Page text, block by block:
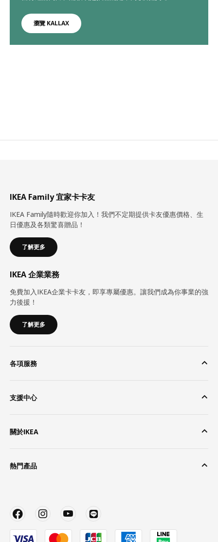
瀏覽 KALLAX
IKEA Family 宜家卡卡友
IKEA Family隨時歡迎你加入！我們不定期提供卡友優惠價格、生
日優惠及各類驚喜贈品！
了解更多
IKEA 企業業務
免費加入IKEA企業卡卡友，即享專屬優惠。讓我們成為你事業的強
力後援！
了解更多
各項服務
支援中心
關於IKEA
熱門產品